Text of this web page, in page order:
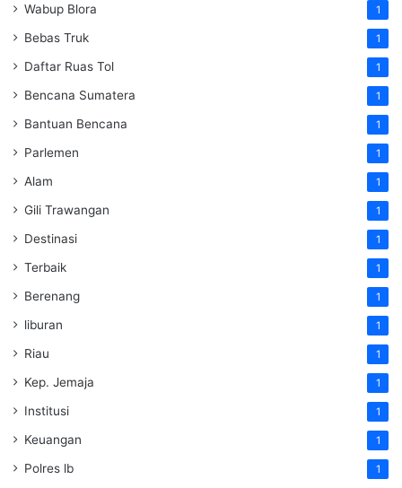
Wabup Blora 1
Bebas Truk 1
Daftar Ruas Tol 1
Bencana Sumatera 1
Bantuan Bencana 1
Parlemen 1
Alam 1
Gili Trawangan 1
Destinasi 1
Terbaik 1
Berenang 1
liburan 1
Riau 1
Kep. Jemaja 1
Institusi 1
Keuangan 1
Polres lb 1